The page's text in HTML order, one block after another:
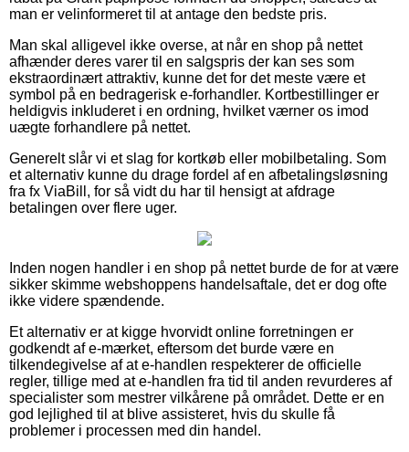
man er velinformeret til at antage den bedste pris.
Man skal alligevel ikke overse, at når en shop på nettet
afhænder deres varer til en salgspris der kan ses som
ekstraordinært attraktiv, kunne det for det meste være et
symbol på en bedragerisk e-forhandler. Kortbestillinger er
heldigvis inkluderet i en ordning, hvilket værner os imod
uægte forhandlere på nettet.
Generelt slår vi et slag for kortkøb eller mobilbetaling. Som
et alternativ kunne du drage fordel af en afbetalingsløsning
fra fx ViaBill, for så vidt du har til hensigt at afdrage
betalingen over flere uger.
Inden nogen handler i en shop på nettet burde de for at være
sikker skimme webshoppens handelsaftale, det er dog ofte
ikke videre spændende.
Et alternativ er at kigge hvorvidt online forretningen er
godkendt af e-mærket, eftersom det burde være en
tilkendegivelse af at e-handlen respekterer de officielle
regler, tillige med at e-handlen fra tid til anden revurderes af
specialister som mestrer vilkårene på området. Dette er en
god lejlighed til at blive assisteret, hvis du skulle få
problemer i processen med din handel.